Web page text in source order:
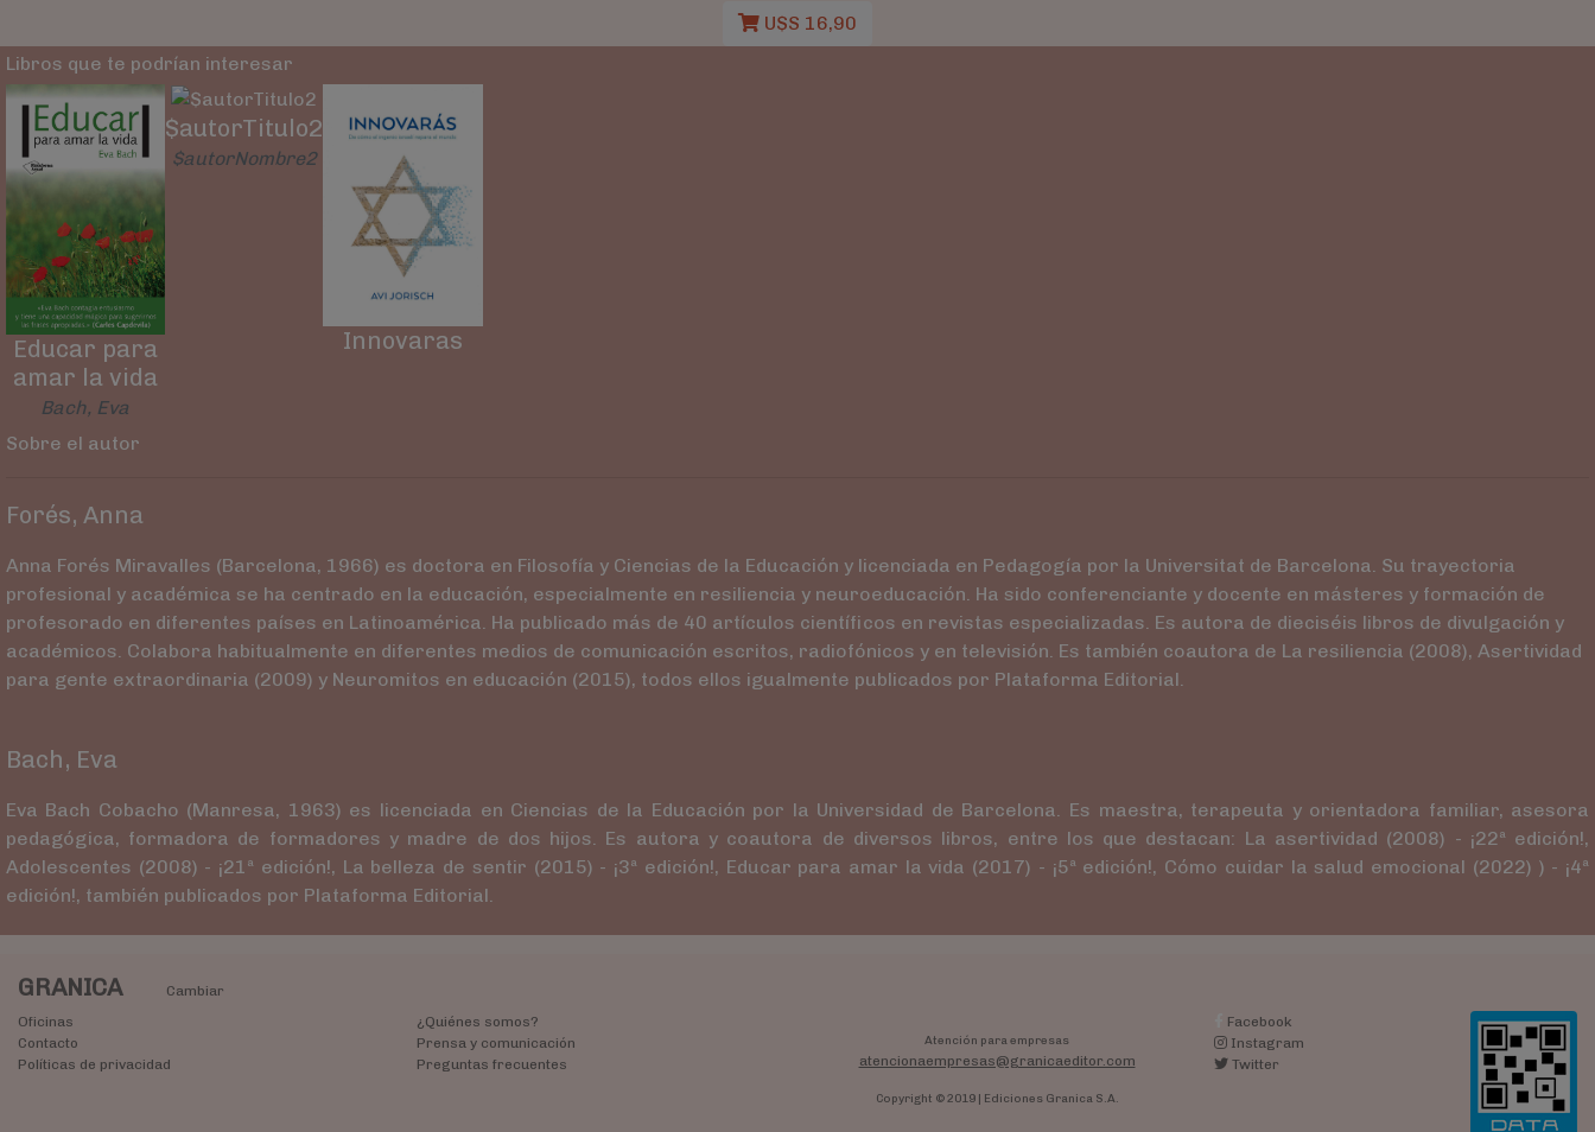
U$S 16,90
Libros que te podrían interesar
Educar para
amar la vida
Bach, Eva
$autorTitulo2
$autorNombre2
Innovaras
Sobre el autor
Forés, Anna
Anna Forés Miravalles (Barcelona, 1966) es doctora en Filosofía y Ciencias de la Educación y licenciada en Pedagogía por la Universitat de Barcelona. Su trayectoria
profesional y académica se ha centrado en la educación, especialmente en resiliencia y neuroeducación. Ha sido conferenciante y docente en másteres y formación de
profesorado en diferentes países en Latinoamérica. Ha publicado más de 40 artículos científicos en revistas especializadas. Es autora de dieciséis libros de divulgación y
académicos. Colabora habitualmente en diferentes medios de comunicación escritos, radiofónicos y en televisión. Es también coautora de La resiliencia (2008), Asertividad
para gente extraordinaria (2009) y Neuromitos en educación (2015), todos ellos igualmente publicados por Plataforma Editorial.
Bach, Eva
Eva Bach Cobacho (Manresa, 1963) es licenciada en Ciencias de la Educación por la Universidad de Barcelona. Es maestra, terapeuta y orientadora familiar, asesora
pedagógica, formadora de formadores y madre de dos hijos. Es autora y coautora de diversos libros, entre los que destacan: La asertividad (2008) - ¡22ª edición!,
Adolescentes (2008) - ¡21ª edición!, La belleza de sentir (2015) - ¡3ª edición!, Educar para amar la vida (2017) - ¡5ª edición!, Cómo cuidar la salud emocional (2022) ) - ¡4ª
edición!, también publicados por Plataforma Editorial.
GRANICA
Cambiar
Oficinas
Contacto
Políticas de privacidad
¿Quiénes somos?
Prensa y comunicación
Preguntas frecuentes
Atención para empresas
atencionaempresas@granicaeditor.com
Copyright © 2019 | Ediciones Granica S.A.
Facebook
Instagram
Twitter